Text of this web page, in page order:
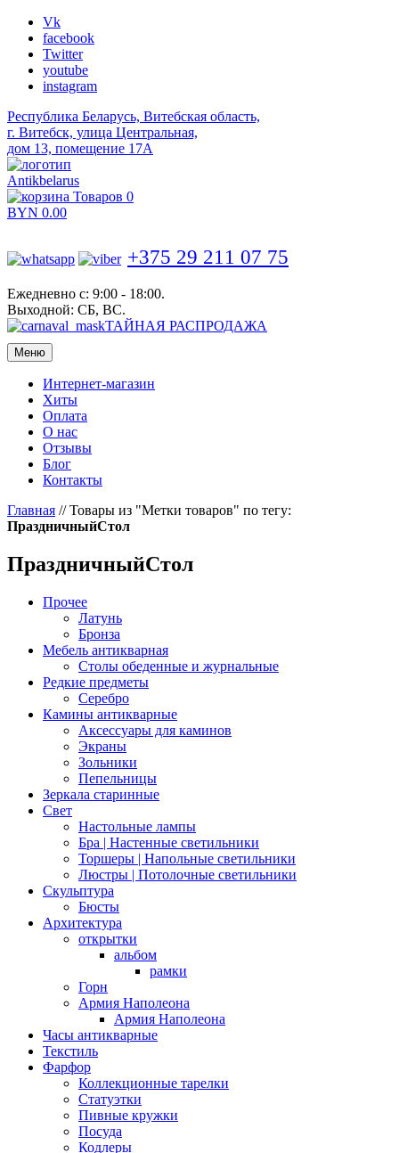
Vk
facebook
Twitter
youtube
instagram
Республика Беларусь, Витебская область,
г. Витебск, улица Центральная,
дом 13, помещение 17А
Antikbelarus
Товаров 0
BYN 0.00
+375 29 211 07 75
Ежедневно с: 9:00 - 18:00.
Выходной: СБ, ВС.
ТАЙНАЯ РАСПРОДАЖА
Меню
Интернет-магазин
Хиты
Оплата
О нас
Отзывы
Блог
Контакты
Главная //Товары из "Метки товаров" по тегу:
ПраздничныйСтол
ПраздничныйСтол
Прочее
Латунь
Бронза
Мебель антикварная
Столы обеденные и журнальные
Редкие предметы
Серебро
Камины антикварные
Аксессуары для каминов
Экраны
Зольники
Пепельницы
Зеркала старинные
Свет
Настольные лампы
Бра | Настенные светильники
Торшеры | Напольные светильники
Люстры | Потолочные светильники
Скульптура
Бюсты
Архитектура
открытки
альбом
рамки
Горн
Армия Наполеона
Армия Наполеона
Часы антикварные
Текстиль
Фарфор
Коллекционные тарелки
Статуэтки
Пивные кружки
Посуда
Кодлеры